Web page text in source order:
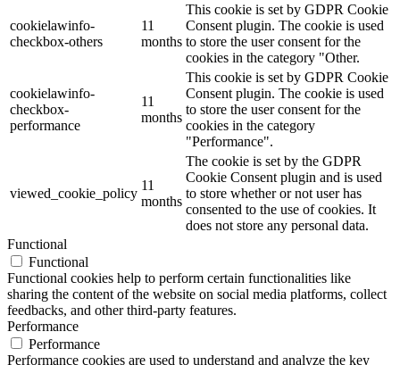
cookielawinfo-
checkbox-others
11
months
This cookie is set by GDPR Cookie
Consent plugin. The cookie is used
to store the user consent for the
cookies in the category "Other.
cookielawinfo-
checkbox-
performance
11
months
This cookie is set by GDPR Cookie
Consent plugin. The cookie is used
to store the user consent for the
cookies in the category
"Performance".
viewed_cookie_policy
11
months
The cookie is set by the GDPR
Cookie Consent plugin and is used
to store whether or not user has
consented to the use of cookies. It
does not store any personal data.
Functional
Functional
Functional cookies help to perform certain functionalities like
sharing the content of the website on social media platforms, collect
feedbacks, and other third-party features.
Performance
Performance
Performance cookies are used to understand and analyze the key